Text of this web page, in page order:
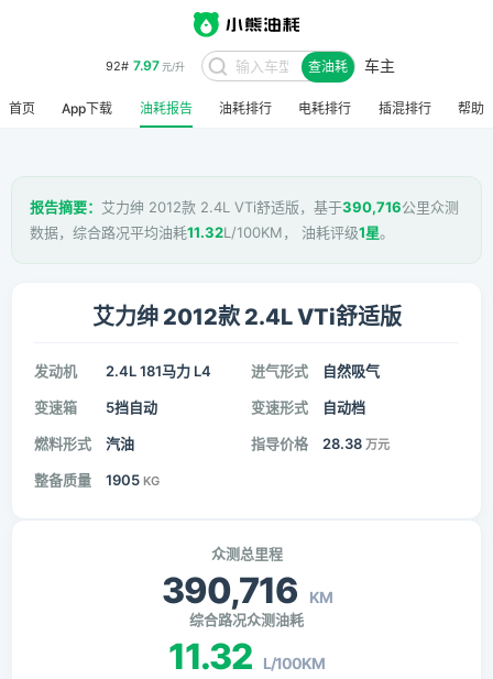
92# 7.97元/升 查油耗 车主
首页 App下载 油耗报告 油耗排行 电耗排行 插混排行 帮助
报告摘要： 艾力绅 2012款 2.4L VTi舒适版，基于390,716公里众测
数据，综合路况平均油耗11.32L/100KM， 油耗评级1星。
艾力绅 2012款 2.4L VTi舒适版
发动机 2.4L 181马力 L4 进气形式 自然吸气
变速箱 5挡自动 变速形式 自动档
燃料形式 汽油 指导价格 28.38 万元
整备质量 1905 KG
众测总里程
390,716 KM
综合路况众测油耗
11.32 L/100KM